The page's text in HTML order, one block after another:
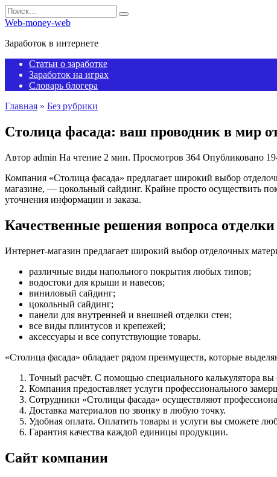
Перейти
к
содержанию
Search
for:
Web-money-web
Заработок в интернете
Статьи о заработке
Заработок на играх
Словарь блогера
Главная » Без рубрики
Столица фасада: ваш проводник в мир
Автор admin На чтение 2 мин. Просмотров 364 Опубликовано
Компания «Столица фасада» предлагает широкий выбор
магазине, — цокольный сайдинг. Крайне просто осуществить
уточнения информации и заказа.
Качественные решения вопроса отделки
Интернет-магазин предлагает широкий выбор отделочных
различные виды напольного покрытия любых типов;
водостоки для крыши и навесов;
виниловый сайдинг;
цокольный сайдинг;
панели для внутренней и внешней отделки стен;
все виды плинтусов и крепежей;
аксессуары и все сопутствующие товары.
«Столица фасада» обладает рядом преимуществ, которые
Точный расчёт. С помощью специального калькулятора вы
Компания предоставляет услуги профессионального
Сотрудники «Столицы фасада» осуществляют
Доставка материалов по звонку в любую точку.
Удобная оплата. Оплатить товары и услуги вы сможете
Гарантия качества каждой единицы продукции.
Сайт компании